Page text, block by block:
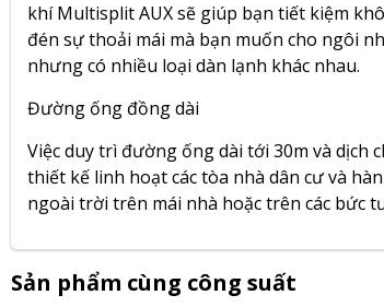
khí Multisplit AUX sẽ giúp bạn tiết kiệm
đén sự thoải mái mà bạn muốn cho ngôi
nhưng có nhiều loại dàn lạnh khác nhau.
Đường ống đồng dài
Việc duy trì đường ống dài tới 30m và
thiết kế linh hoạt các tòa nhà dân cư và
ngoài trời trên mái nhà hoặc trên các bức
Sản phẩm cùng công suất